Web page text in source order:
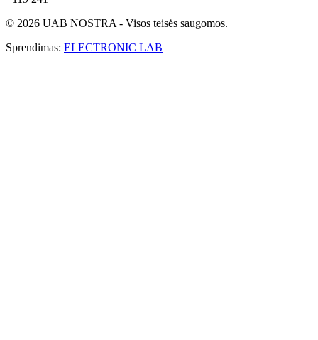
© 2026 UAB NOSTRA - Visos teisės saugomos.
Sprendimas: ELECTRONIC LAB